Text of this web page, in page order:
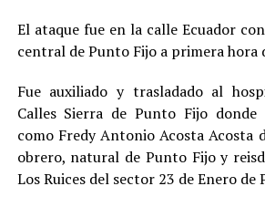
El ataque fue en la calle Ecuador
central de Punto Fijo a primera hora
Fue auxiliado y trasladado al
Calles Sierra de Punto Fijo donde
como Fredy Antonio Acosta Acosta
obrero, natural de Punto Fijo y
Los Ruices del sector 23 de Enero de